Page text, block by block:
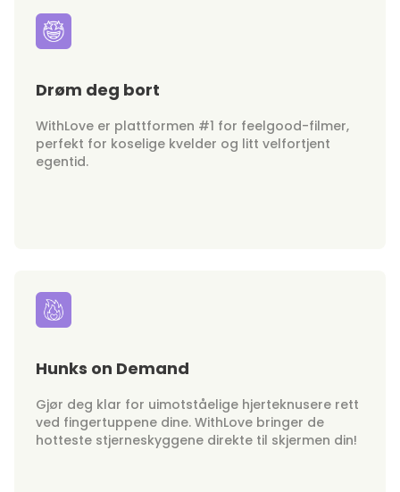
Drøm deg bort
WithLove er plattformen #1 for feelgood-filmer,
perfekt for koselige kvelder og litt velfortjent
egentid.
Hunks on Demand
Gjør deg klar for uimotståelige hjerteknusere rett
ved fingertuppene dine. WithLove bringer de
hotteste stjerneskyggene direkte til skjermen din!